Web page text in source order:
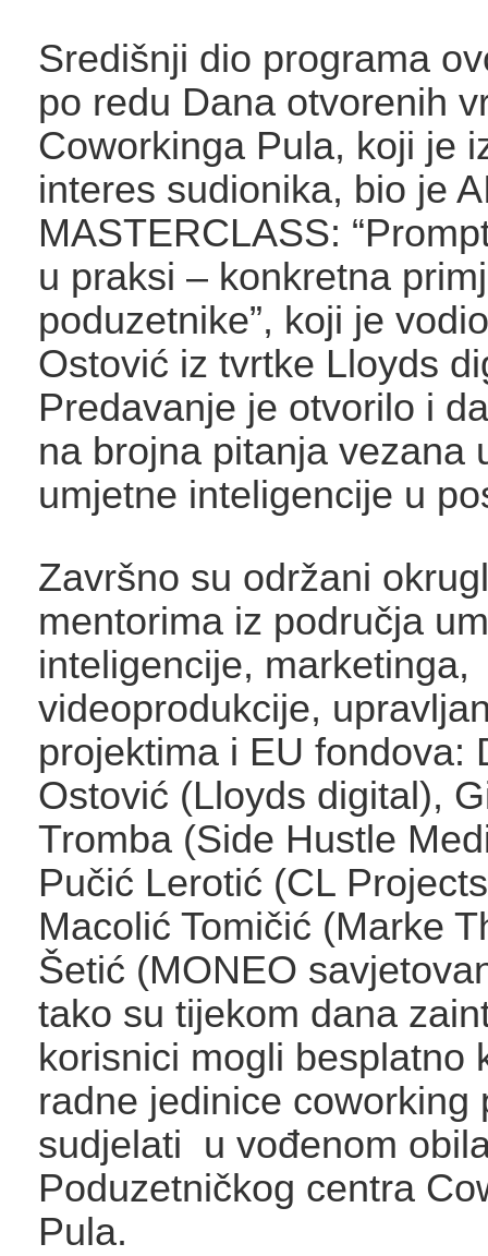
Središnji dio programa
po redu Dana otvorenih
Coworkinga Pula, koji je
interes sudionika, bio je
MASTERCLASS:
u praksi – konkretna
poduzetnike”, koji je
Ostović iz tvrtke Lloyds
Predavanje je otvorilo i
na brojna pitanja vezana
umjetne inteligencije u
Završno su održani
mentorima iz područja
inteligencije, marketinga,
videoprodukcije,
projektima i EU fondova:
Ostović (Lloyds digital),
Tromba (Side Hustle
Pučić Lerotić (CL
Macolić Tomičić (Marke
Šetić (MONEO
tako su tijekom dana
korisnici mogli besplatno
radne jedinice
sudjelati u vođenom
Poduzetničkog centra
Pula.